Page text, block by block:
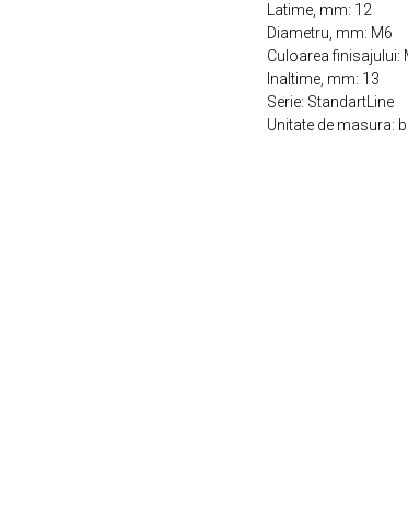
Latime, mm: 12
Diametru, mm: М6
Culoarea finisajului:
Inaltime, mm: 13
Serie: StandartLine
Unitate de masura: